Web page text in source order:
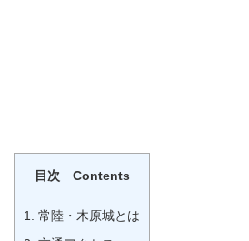
目次 Contents
1.
常陸・木原城とは